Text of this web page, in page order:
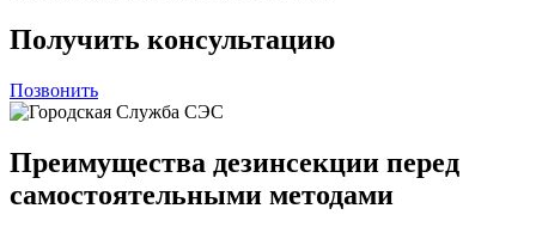
Получить консультацию
Позвонить
Преимущества дезинсекции перед
самостоятельными методами